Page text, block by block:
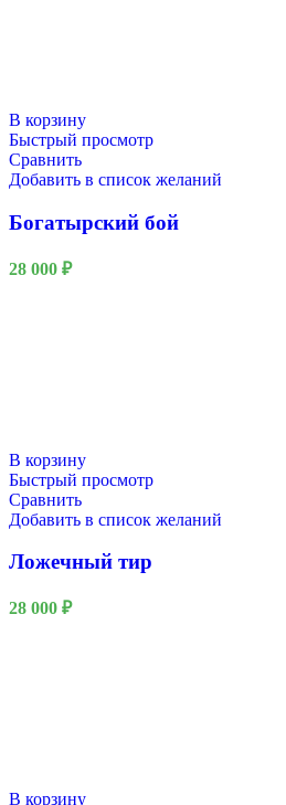
В корзину
Быстрый просмотр
Сравнить
Добавить в список желаний
Богатырский бой
28 000 ₽
В корзину
Быстрый просмотр
Сравнить
Добавить в список желаний
Ложечный тир
28 000 ₽
В корзину